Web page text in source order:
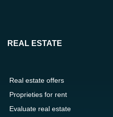
REAL ESTATE
Real estate offers
Proprieties for rent
Evaluate real estate